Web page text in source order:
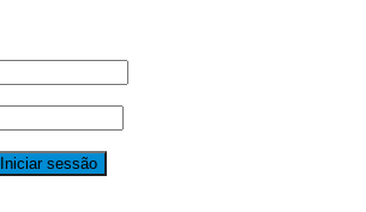
Iniciar sessão